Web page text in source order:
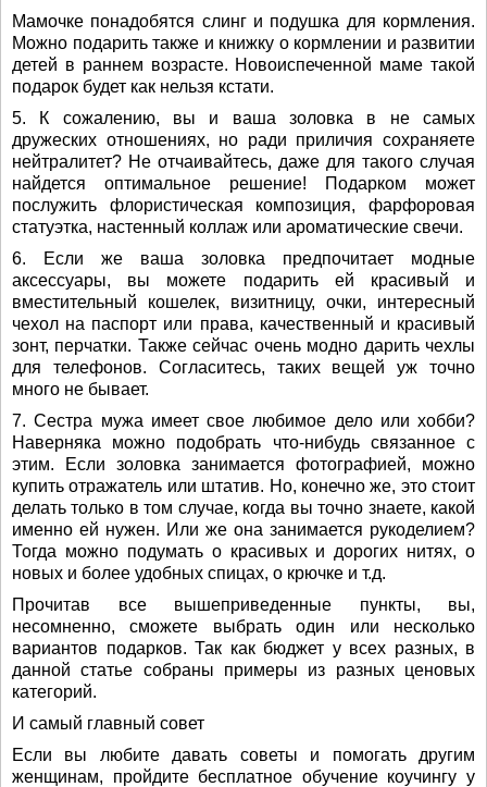
Мамочке понадобятся слинг и подушка для кормления.
Можно подарить также и книжку о кормлении и развитии
детей в раннем возрасте. Новоиспеченной маме такой
подарок будет как нельзя кстати.
5. К сожалению, вы и ваша золовка в не самых
дружеских отношениях, но ради приличия сохраняете
нейтралитет? Не отчаивайтесь, даже для такого случая
найдется оптимальное решение! Подарком может
послужить флористическая композиция, фарфоровая
статуэтка, настенный коллаж или ароматические свечи.
6. Если же ваша золовка предпочитает модные
аксессуары, вы можете подарить ей красивый и
вместительный кошелек, визитницу, очки, интересный
чехол на паспорт или права, качественный и красивый
зонт, перчатки. Также сейчас очень модно дарить чехлы
для телефонов. Согласитесь, таких вещей уж точно
много не бывает.
7. Сестра мужа имеет свое любимое дело или хобби?
Наверняка можно подобрать что-нибудь связанное с
этим. Если золовка занимается фотографией, можно
купить отражатель или штатив. Но, конечно же, это стоит
делать только в том случае, когда вы точно знаете, какой
именно ей нужен. Или же она занимается рукоделием?
Тогда можно подумать о красивых и дорогих нитях, о
новых и более удобных спицах, о крючке и т.д.
Прочитав все вышеприведенные пункты, вы,
несомненно, сможете выбрать один или несколько
вариантов подарков. Так как бюджет у всех разных, в
данной статье собраны примеры из разных ценовых
категорий.
И самый главный совет
Если вы любите давать советы и помогать другим
женщинам, пройдите бесплатное обучение коучингу у